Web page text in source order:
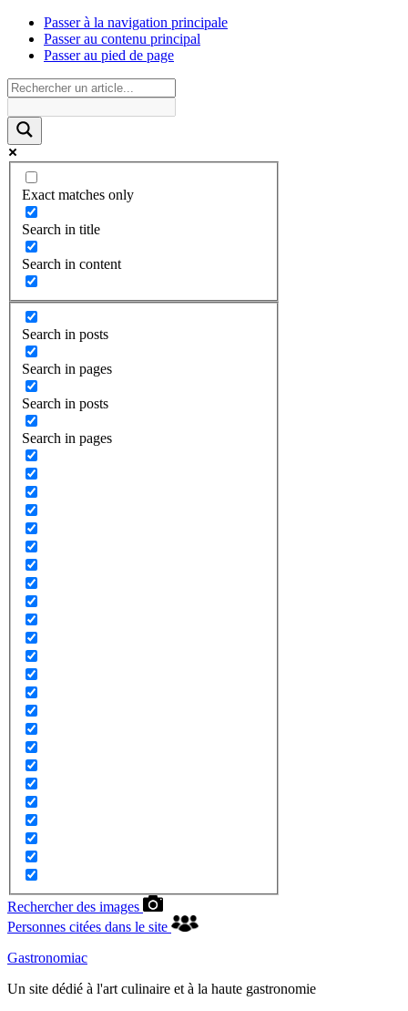
Passer à la navigation principale
Passer au contenu principal
Passer au pied de page
Exact matches only
Search in title
Search in content
Search in posts
Search in pages
Search in posts
Search in pages
Rechercher des images
Personnes citées dans le site
Gastronomiac
Un site dédié à l'art culinaire et à la haute gastronomie